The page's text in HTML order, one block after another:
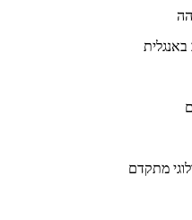
מתקדם